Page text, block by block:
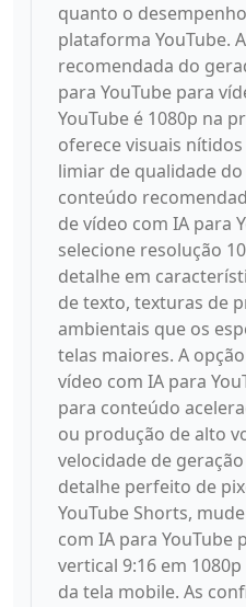
quanto o
plataforma YouTube.
recomendada do
para YouTube para
YouTube é 1080p na
oferece visuais
limiar de qualidade do
conteúdo
de vídeo com IA para
selecione resolução
detalhe em
de texto, texturas de
ambientais que os
telas maiores. A
vídeo com IA para
para conteúdo
ou produção de alto
velocidade de
detalhe perfeito de
YouTube Shorts,
com IA para YouTube
vertical 9:16 em
da tela mobile. As